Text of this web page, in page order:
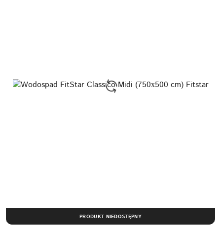
PRODUKT NIEDOSTĘPNY